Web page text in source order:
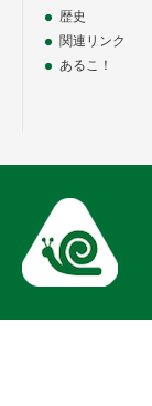
歴史
関連リンク
あるこ！